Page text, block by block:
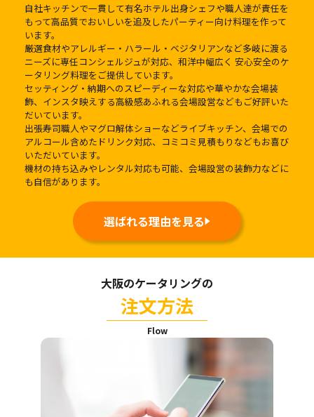
自社キッチンで一貫して有名ホテル出身シェフや職人達が責任を
もって高品質でおいしいを追及したパーティー向け料理を作って
います。
厳選食材やアレルギー・ハラール・ベジタリアンなど多岐に渡る
ニーズに専任コンシェルジュが対応、和洋中幅広く 安心安全のケ
ータリング料理をご提供しています。
セッティング・納期へのスピーディーな対応や華やかな会場装
飾、インスタ映えする高級感あふれる会場設営などもご好評いた
だいています。
出張寿司職人やマグロ解体ショーなどライブキッチン、会場での
アルコール含めたドリンク対応、コミコミ見積もりなどもお喜び
いただいています。
機材の持ち込みやレンタル対応も可能、会場設営の装飾力などに
も自信があります。
選ばれる理由を見る
大阪のケータリングの
注文方法
Flow